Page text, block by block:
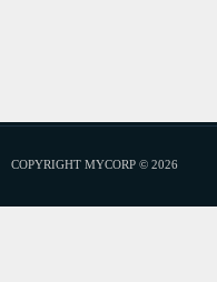
COPYRIGHT MYCORP © 2026